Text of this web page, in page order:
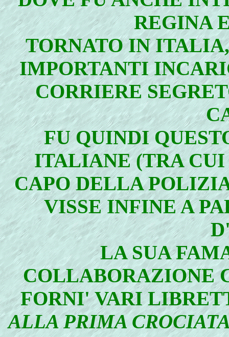
REGINA
TORNATO IN
IMPORTANTI
CORRIERE
FU QUINDI
ITALIANE (TRA
CAPO DELLA
VISSE INFINE A
LA SUA
COLLABORAZIONE
FORNI' VARI
ALLA PRIMA